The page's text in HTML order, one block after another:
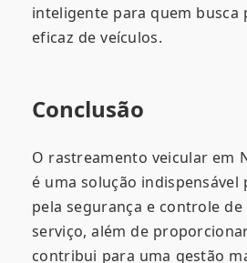
inteligente para quem busca
eficaz de veículos.
Conclusão
O rastreamento veicular em
é uma solução indispensável
pela segurança e controle de
serviço, além de
contribui para uma gestão